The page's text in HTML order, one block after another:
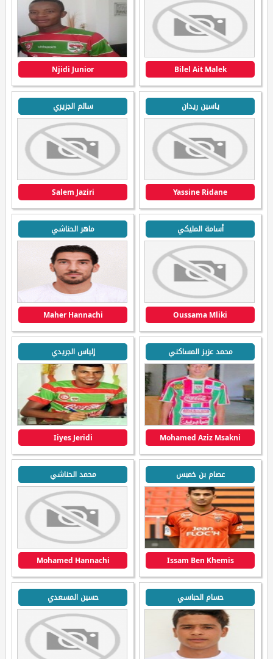
Bilel Ait Malek
Njidi Junior
ياسين ريدان
Yassine Ridane
سالم الجزيري
Salem Jaziri
أسامة المليكي
Oussama Mliki
ماهر الحناشي
Maher Hannachi
محمد عزيز المساكني
Mohamed Aziz Msakni
إلياس الجريدي
Iiyes Jeridi
عصام بن خميس
Issam Ben Khemis
محمد الحناشي
Mohamed Hannachi
حسام الحباسي حسين المسعدي